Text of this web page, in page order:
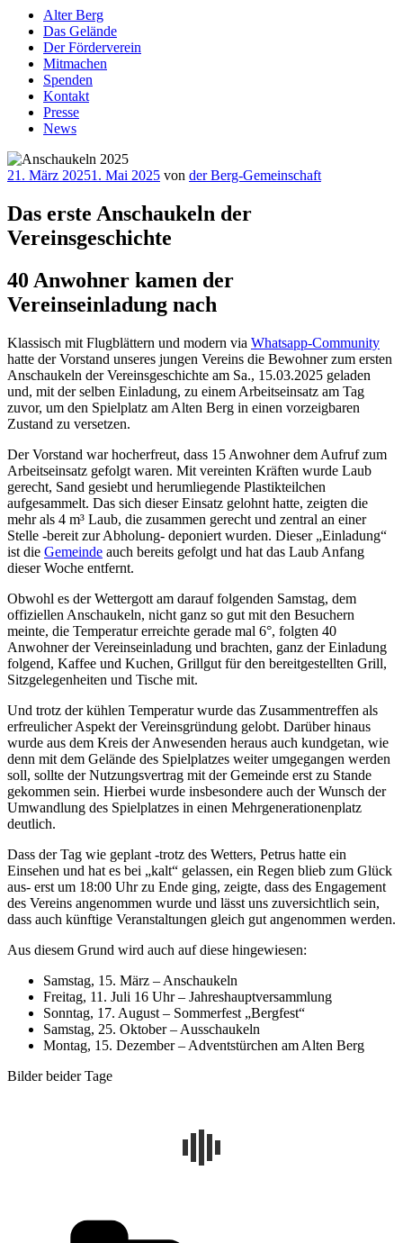
Alter Berg
Das Gelände
Der Förderverein
Mitmachen
Spenden
Kontakt
Presse
News
Veröffentlicht
21. März 20251. Mai 2025 von der Berg-Gemeinschaft
Das erste Anschaukeln der
Vereinsgeschichte
40 Anwohner kamen der
Vereinseinladung nach
Klassisch mit Flugblättern und modern via Whatsapp-Community
hatte der Vorstand unseres jungen Vereins die Bewohner zum ersten
Anschaukeln der Vereinsgeschichte am Sa., 15.03.2025 geladen
und, mit der selben Einladung, zu einem Arbeitseinsatz am Tag
zuvor, um den Spielplatz am Alten Berg in einen vorzeigbaren
Zustand zu versetzen.
Der Vorstand war hocherfreut, dass 15 Anwohner dem Aufruf zum
Arbeitseinsatz gefolgt waren. Mit vereinten Kräften wurde Laub
gerecht, Sand gesiebt und herumliegende Plastikteilchen
aufgesammelt. Das sich dieser Einsatz gelohnt hatte, zeigten die
mehr als 4 m³ Laub, die zusammen gerecht und zentral an einer
Stelle -bereit zur Abholung- deponiert wurden. Dieser „Einladung“
ist die Gemeinde auch bereits gefolgt und hat das Laub Anfang
dieser Woche entfernt.
Obwohl es der Wettergott am darauf folgenden Samstag, dem
offiziellen Anschaukeln, nicht ganz so gut mit den Besuchern
meinte, die Temperatur erreichte gerade mal 6°, folgten 40
Anwohner der Vereinseinladung und brachten, ganz der Einladung
folgend, Kaffee und Kuchen, Grillgut für den bereitgestellten Grill,
Sitzgelegenheiten und Tische mit.
Und trotz der kühlen Temperatur wurde das Zusammentreffen als
erfreulicher Aspekt der Vereinsgründung gelobt. Darüber hinaus
wurde aus dem Kreis der Anwesenden heraus auch kundgetan, wie
denn mit dem Gelände des Spielplatzes weiter umgegangen werden
soll, sollte der Nutzungsvertrag mit der Gemeinde erst zu Stande
gekommen sein. Hierbei wurde insbesondere auch der Wunsch der
Umwandlung des Spielplatzes in einen Mehrgenerationenplatz
deutlich.
Dass der Tag wie geplant -trotz des Wetters, Petrus hatte ein
Einsehen und hat es bei „kalt“ gelassen, ein Regen blieb zum Glück
aus- erst um 18:00 Uhr zu Ende ging, zeigte, dass des Engagement
des Vereins angenommen wurde und lässt uns zuversichtlich sein,
dass auch künftige Veranstaltungen gleich gut angenommen werden.
Aus diesem Grund wird auch auf diese hingewiesen:
Samstag, 15. März – Anschaukeln
Freitag, 11. Juli 16 Uhr – Jahreshauptversammlung
Sonntag, 17. August – Sommerfest „Bergfest“
Samstag, 25. Oktober – Ausschaukeln
Montag, 15. Dezember – Adventstürchen am Alten Berg
Bilder beider Tage